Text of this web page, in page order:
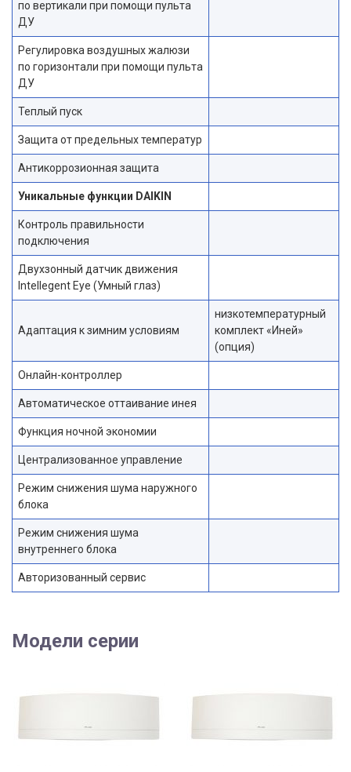
по вертикали при помощи пульта
ДУ
Регулировка воздушных жалюзи
по горизонтали при помощи пульта
ДУ
Теплый пуск
Защита от предельных температур
Антикоррозионная защита
Уникальные функции DAIKIN
Контроль правильности
подключения
Двухзонный датчик движения
Intellegent Eye (Умный глаз)
Адаптация к зимним условиям
низкотемпературный
комплект «Иней»
(опция)
Онлайн-контроллер
Автоматическое оттаивание инея
Функция ночной экономии
Централизованное управление
Режим снижения шума наружного
блока
Режим снижения шума
внутреннего блока
Авторизованный сервис
Модели серии